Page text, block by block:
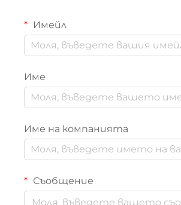
Имейл
Име
Име на компанията
Съобщение